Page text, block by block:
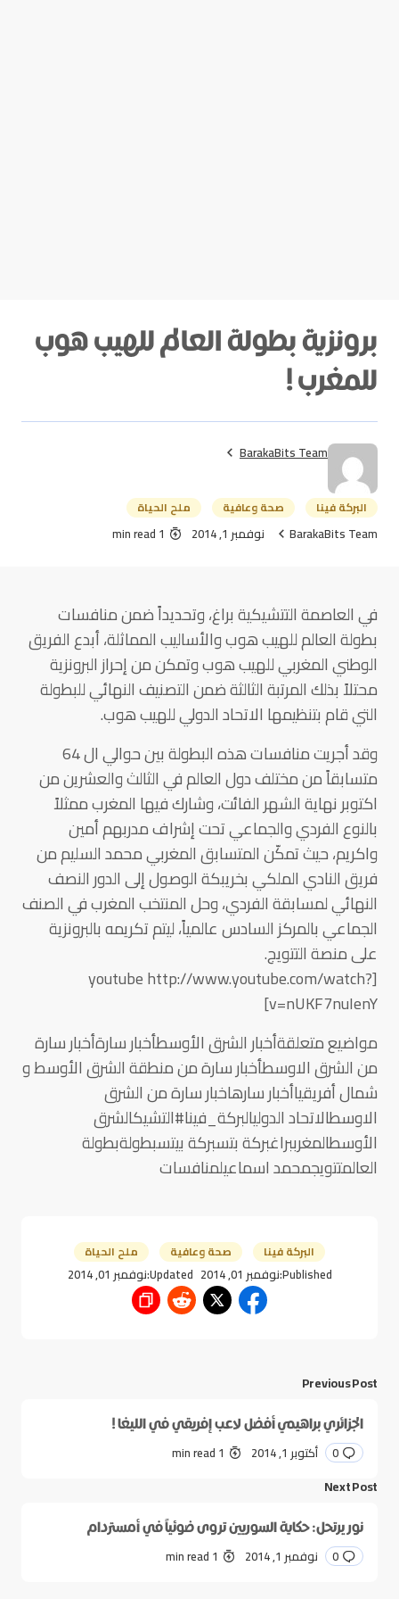
برونزية بطولة العالم للهيب هوب
للمغرب !
BarakaBits Team
البركة فينا صحة وعافية ملح الحياة
BarakaBits Team نوفمبر 1, 2014 1 min read
في العاصمة التتشيكية براغ، وتحديداً ضمن منافسات
بطولة العالم للهيب هوب والأساليب المماثلة، أبدع الفريق
الوطني المغربي للهيب هوب وتمكن من إحراز البرونزية
محتلاً بذلك المرتبة الثالثة ضمن التصنيف النهائي للبطولة
التي قام بتنظيمها الاتحاد الدولي للهيب هوب.
وقد أجريت منافسات هذه البطولة بين حوالي ال 64
متسابقاً من مختلف دول العالم في الثالث والعشرين من
اكتوبر نهاية الشهر الفائت، وشارك فيها المغرب ممثلاً
بالنوع الفردي والجماعي تحت إشراف مدربهم أمين
واكريم، حيث تمكّن المتسابق المغربي محمد السليم من
فريق النادي الملكي بخريبكة الوصول إلى الدور النصف
النهائي لمسابقة الفردي، وحل المنتخب المغرب في الصنف
الجماعي بالمركز السادس عالمياً، ليتم تكريمه بالبرونزية
على منصة التتويج.
[youtube http://www.youtube.com/watch?
v=nUKF7nuIenY]
مواضيع متعلقةأخبار الشرق الأوسطأخبار سارةأخبار سارة
من الشرق الاوسطأخبار سارة من منطقة الشرق الأوسط و
شمال أفريقياأخبار سارهاخبار سارة من الشرق
الاوسطالاتحاد الدوليالبركة_فينا#التشيكالشرق
الأوسطالمغرببراغبركة بتسبركة بيتسبطولةبطولة
العالمتتويجمحمد اسماعيلمنافسات
البركة فينا صحة وعافية ملح الحياة
Published:نوفمبر 01, 2014 Updated:نوفمبر 01, 2014
Previous Post
الجزائري براهيمي أفضل لاعب إفريقي في الليغا !
0 أكتوبر 1, 2014 1 min read
Next Post
نور يرتحل: حكاية السوريين تروى ضوئياً في أمستردام
0 نوفمبر 1, 2014 1 min read